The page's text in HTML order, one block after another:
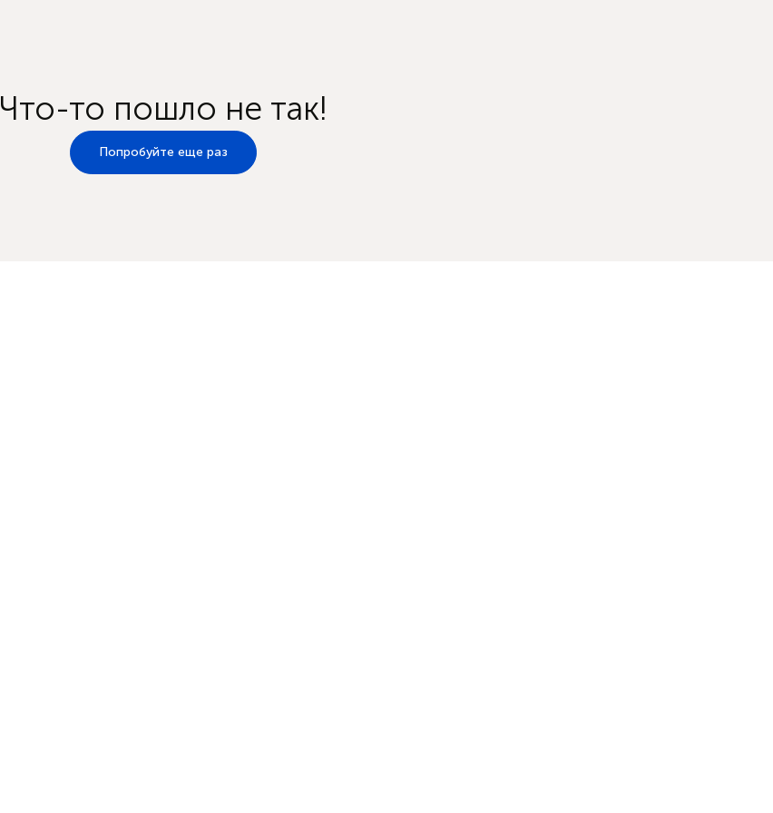
Что-то пошло не так!
Попробуйте еще раз